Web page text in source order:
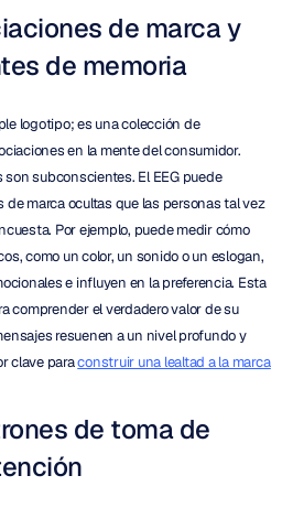
de marca y
de memoria
logotipo; es una colección de
en la mente del consumidor.
subconscientes. El EEG puede
marca ocultas que las personas tal vez
Por ejemplo, puede medir cómo
como un color, un sonido o un eslogan,
e influyen en la preferencia. Esta
comprender el verdadero valor de su
resuenen a un nivel profundo y
clave para construir una lealtad a la marca
de toma de